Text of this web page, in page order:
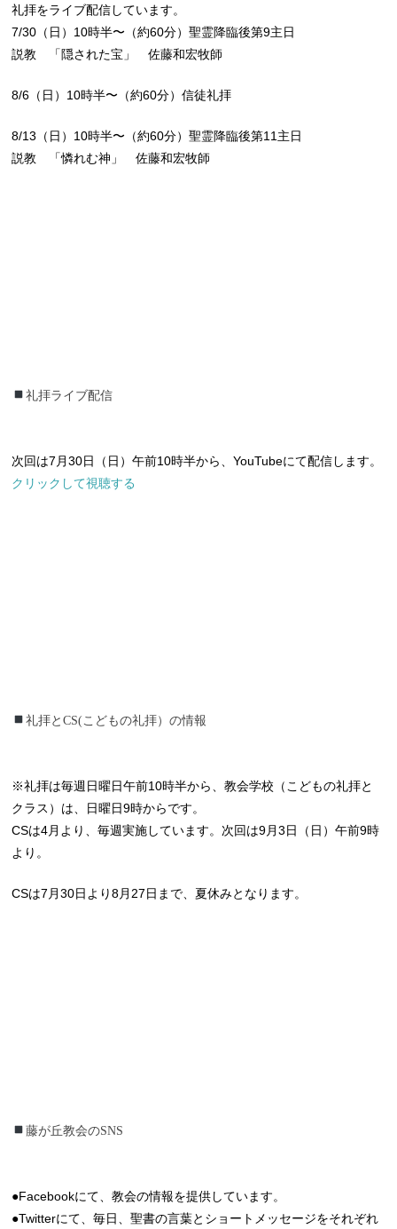
礼拝をライブ配信しています。
7/30（日）10時半〜（約60分）聖霊降臨後第9主日
説教 「隠された宝」 佐藤和宏牧師
8/6（日）10時半〜（約60分）信徒礼拝
8/13（日）10時半〜（約60分）聖霊降臨後第11主日
説教 「憐れむ神」 佐藤和宏牧師
礼拝ライブ配信
次回は7月30日（日）午前10時半から、YouTubeにて配信します。
クリックして視聴する
礼拝とCS(こどもの礼拝）の情報
※礼拝は毎週日曜日午前10時半から、教会学校（こどもの礼拝と
クラス）は、日曜日9時からです。
CSは4月より、毎週実施しています。次回は9月3日（日）午前9時
より。
CSは7月30日より8月27日まで、夏休みとなります。
藤が丘教会のSNS
●Facebookにて、教会の情報を提供しています。
●Twitterにて、毎日、聖書の言葉とショートメッセージをそれぞれ